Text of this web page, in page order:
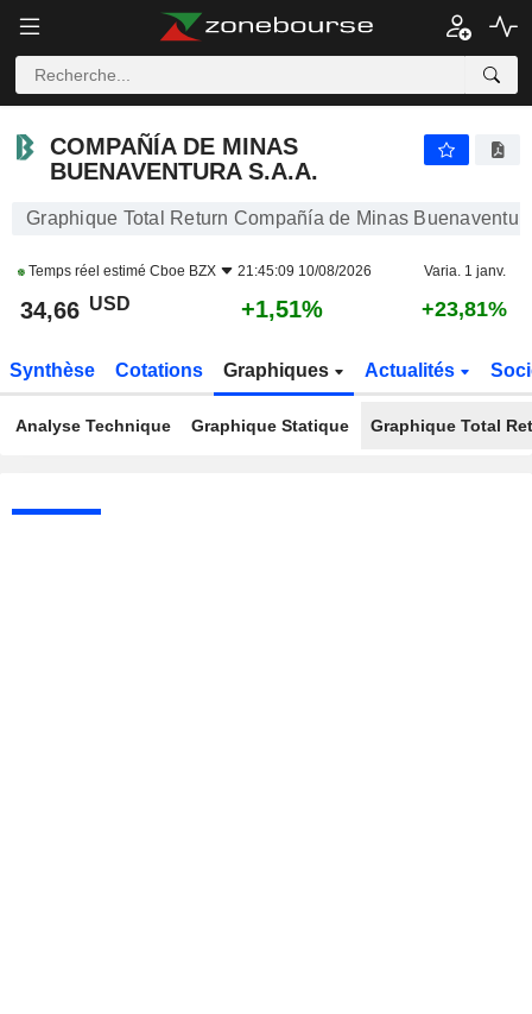
COMPAÑÍA DE MINAS
BUENAVENTURA S.A.A.
Graphique Total Return Compañía de Minas
Temps réel estimé Cboe BZX 21:45:09 10/08/2026 Varia. 1 janv.
34,66 USD +1,51% +23,81%
Synthèse Cotations Graphiques Actualités
Analyse Technique Graphique Statique Graphique Total